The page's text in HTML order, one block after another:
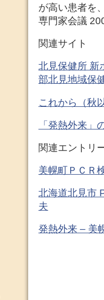
が高い患者を
専門家会議
関連サイト
北見保健所 新
部北見地域保
これから（秋
「発熱外来
関連エントリ
美幌町ＰＣＲ
北海道北見市
夫
発熱外来 – 美